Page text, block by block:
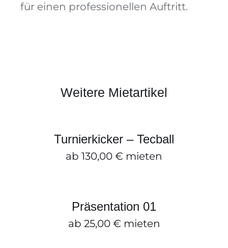
für einen professionellen Auftritt.
Weitere Mietartikel
DETAILSTurnierkicker – Tecball
ab 130,00 € mieten
Präsentation 01
ab 25,00 € mieten